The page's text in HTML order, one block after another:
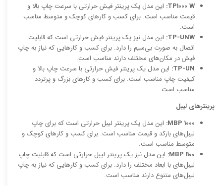
TP1000 W: این مدل یک پرینتر فیش حرارتی با سرعت چاپ بالا و
قیمت مناسب است. برای کسب و کارهای کوچک و متوسط مناسب
است.
TP-UNW: این مدل نیز یک پرینتر فیش حرارتی است که قابلیت
اتصال به صورت بی‌سیم را دارد. برای کسب و کارهایی که نیاز به چاپ
فیش در مکان‌های مختلف دارند مناسب است.
TP-UN: این مدل یک پرینتر فیش حرارتی با سرعت چاپ بالا و
کیفیت چاپ مناسب است. برای کسب و کارهای بزرگ و پرتردد
مناسب است.
پرینترهای لیبل
MBP 1000: این مدل یک پرینتر لیبل حرارتی است که برای چاپ
لیبل‌های بارکد و قیمت مناسب است. برای کسب و کارهای کوچک و
متوسط مناسب است.
MBP 1100: این مدل نیز یک پرینتر لیبل حرارتی است که قابلیت چاپ
لیبل‌های با ابعاد مختلف را دارد. برای کسب و کارهایی که نیاز به چاپ
لیبل‌های متنوع دارند مناسب است.